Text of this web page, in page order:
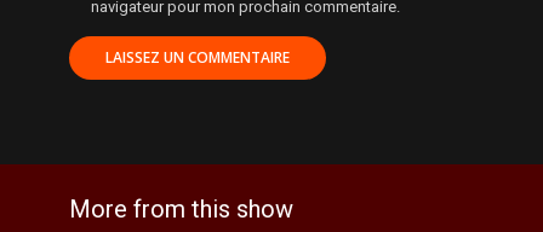
navigateur pour mon prochain commentaire.
More from this show